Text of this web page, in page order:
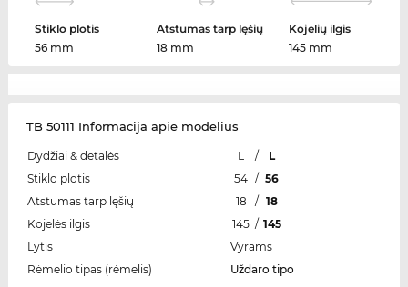
Stiklo plotis
56 mm
Atstumas tarp lęšių
18 mm
Kojelių ilgis
145 mm
TB 50111 Informacija apie modelius
Dydžiai & detalės L /
L
Stiklo plotis
54 / 56
Atstumas tarp lęšių
18 / 18
Kojelės ilgis
145 / 145
Lytis
Vyrams
Rėmelio tipas (rėmelis)
Uždaro tipo